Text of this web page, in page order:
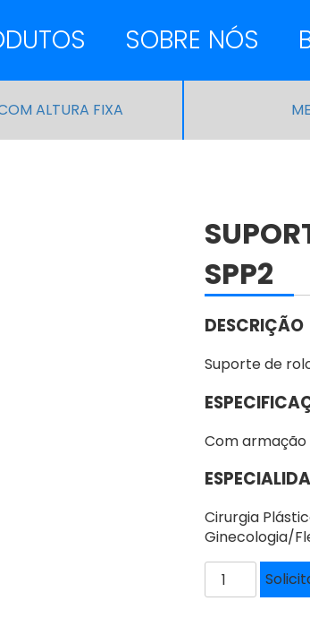
SOBRE NÓS
ALTURA FIXA
SPP2
DESCRIÇÃO
Suporte de
Com armação
Cirurgia
Ginecologia/
SUPORTE
PARA